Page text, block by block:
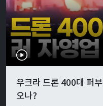
우크라 드론 400대 퍼
오나?